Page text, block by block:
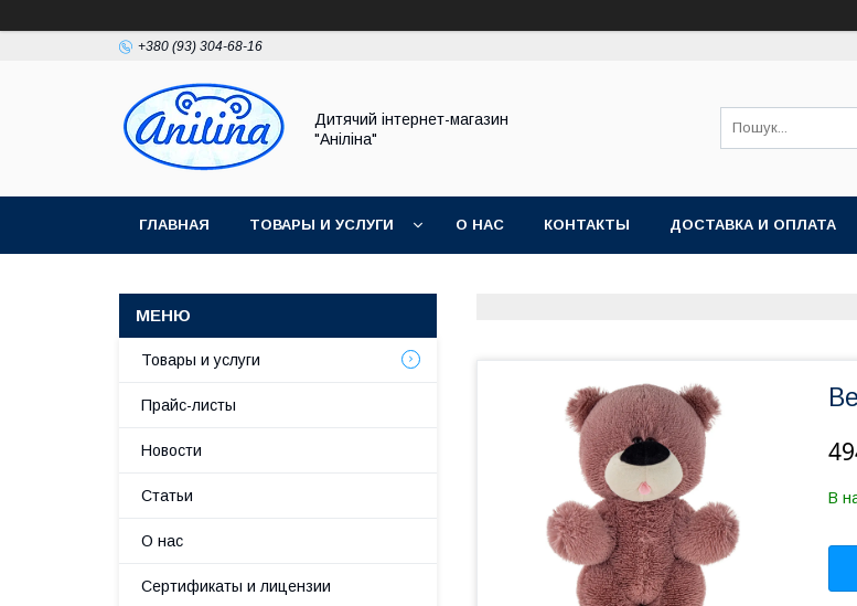
+380 (93) 304-68-16
Дитячий інтернет-магазин
"Аніліна"
ГЛАВНАЯ ТОВАРЫ И УСЛУГИ О НАС КОНТАКТЫ ДОСТАВКА И ОПЛАТА
В
Товары и услуги
Прайс-листы
Новости
Статьи
О нас
Сертификаты и лицензии